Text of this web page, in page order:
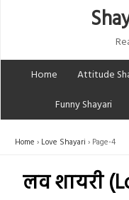
Home
Attitude
Funny Shayari
Home Love Shayari Page-4
लव शायरी